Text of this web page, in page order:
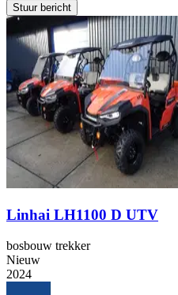
Stuur bericht
Linhai LH1100 D UTV
bosbouw trekker
Nieuw
2024